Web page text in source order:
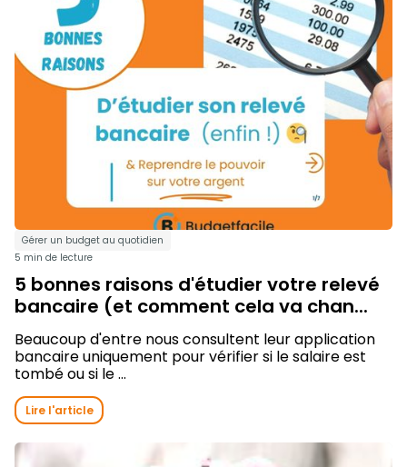
Gérer un budget au quotidien
5 min de lecture
5 bonnes raisons d'étudier votre relevé
bancaire (et comment cela va chan...
Beaucoup d'entre nous consultent leur application
bancaire uniquement pour vérifier si le salaire est
tombé ou si le ...
Lire l'article